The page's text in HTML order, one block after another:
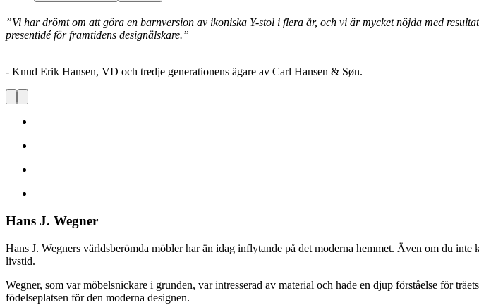
”Vi har drömt om att göra en barnversion av ikoniska Y-stol i flera år, och vi är mycket nöjda med
presentidé för framtidens designälskare.”
- Knud Erik Hansen, VD och tredje generationens ägare av Carl Hansen & Søn.
Hans J. Wegner
Hans J. Wegners världsberömda möbler har än idag inflytande på det moderna hemmet. Även om du
livstid.
Wegner, som var möbelsnickare i grunden, var intresserad av material och hade en djup förståelse för
födelseplatsen för den moderna designen.